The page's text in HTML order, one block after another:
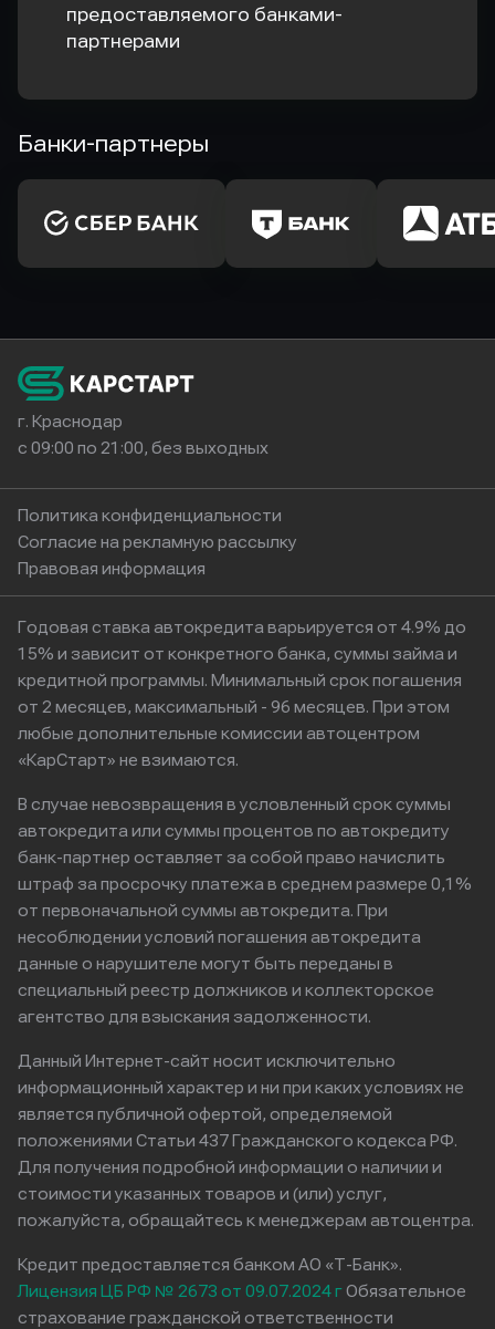
предоставляемого банками-
партнерами
Банки-партнеры
г. Краснодар
с 09:00 по 21:00, без выходных
Политика конфиденциальности
Согласие на рекламную рассылку
Правовая информация
Годовая ставка автокредита варьируется от 4.9% до
15% и зависит от конкретного банка, суммы займа и
кредитной программы. Минимальный срок погашения
от 2 месяцев, максимальный - 96 месяцев. При этом
любые дополнительные комиссии автоцентром
«КарСтарт» не взимаются.
В случае невозвращения в условленный срок суммы
автокредита или суммы процентов по автокредиту
банк-партнер оставляет за собой право начислить
штраф за просрочку платежа в среднем размере 0,1%
от первоначальной суммы автокредита. При
несоблюдении условий погашения автокредита
данные о нарушителе могут быть переданы в
специальный реестр должников и коллекторское
агентство для взыскания задолженности.
Данный Интернет-сайт носит исключительно
информационный характер и ни при каких условиях не
является публичной офертой, определяемой
положениями Статьи 437 Гражданского кодекса РФ.
Для получения подробной информации о наличии и
стоимости указанных товаров и (или) услуг,
пожалуйста, обращайтесь к менеджерам автоцентра.
Кредит предоставляется банком АО «Т-Банк».
Лицензия ЦБ РФ № 2673 от 09.07.2024 гОбязательное
страхование гражданской ответственности